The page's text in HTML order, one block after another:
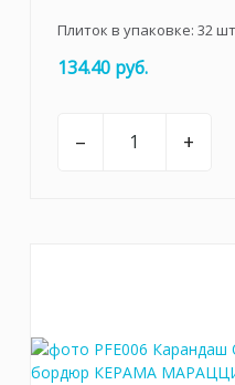
Плиток в упаковке: 32шт
134.40 руб.
– +